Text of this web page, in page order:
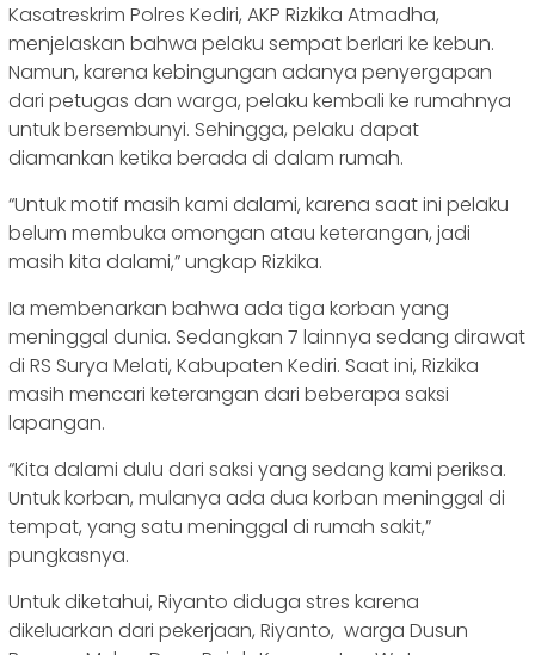
Kasatreskrim Polres Kediri, AKP Rizkika Atmadha,
menjelaskan bahwa pelaku sempat berlari ke kebun.
Namun, karena kebingungan adanya penyergapan
dari petugas dan warga, pelaku kembali ke rumahnya
untuk bersembunyi. Sehingga, pelaku dapat
diamankan ketika berada di dalam rumah.
“Untuk motif masih kami dalami, karena saat ini pelaku
belum membuka omongan atau keterangan, jadi
masih kita dalami,” ungkap Rizkika.
Ia membenarkan bahwa ada tiga korban yang
meninggal dunia. Sedangkan 7 lainnya sedang dirawat
di RS Surya Melati, Kabupaten Kediri. Saat ini, Rizkika
masih mencari keterangan dari beberapa saksi
lapangan.
“Kita dalami dulu dari saksi yang sedang kami periksa.
Untuk korban, mulanya ada dua korban meninggal di
tempat, yang satu meninggal di rumah sakit,”
pungkasnya.
Untuk diketahui, Riyanto diduga stres karena
dikeluarkan dari pekerjaan, Riyanto, warga Dusun